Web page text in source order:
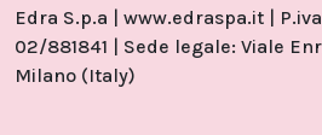
Edra S.p.a | www.edraspa.it |
02/881841 | Sede legale: Viale
Milano (Italy)